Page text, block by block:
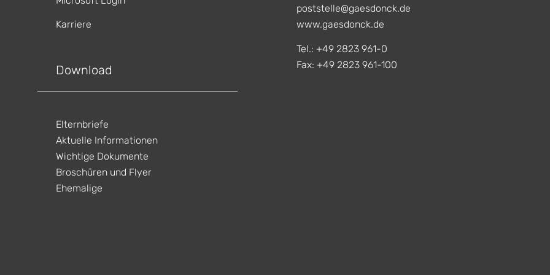
Karriere
Download
Elternbriefe
Aktuelle Informationen
Wichtige Dokumente
Broschüren und Flyer
Ehemalige
poststelle@gaesdonck.de
www.gaesdonck.de
Tel.: +49 2823 961-0
Fax: +49 2823 961-100